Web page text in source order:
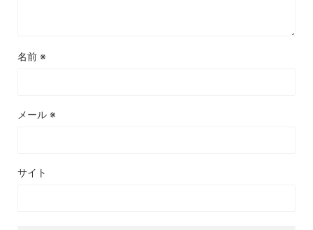
名前 ※
メール ※
サイト